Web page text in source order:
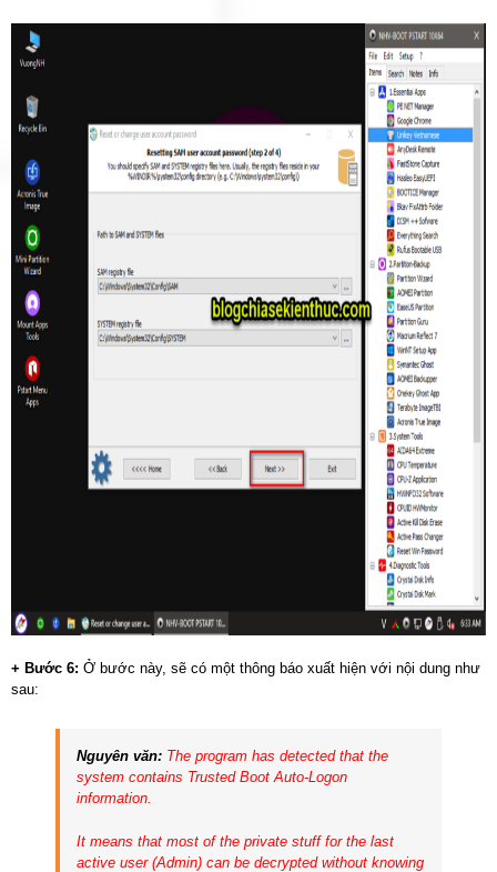
+ Bước 6: Ở bước này, sẽ có một thông báo xuất hiện với nội dung như
sau:
Nguyên văn: The program has detected that the
system contains Trusted Boot Auto-Logon
information.
It means that most of the private stuff for the last
active user (Admin) can be decrypted without knowing